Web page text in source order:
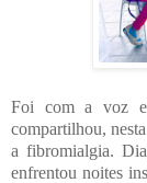
Foi com a voz
compartilhou,
a fibromialgia.
enfrentou noites